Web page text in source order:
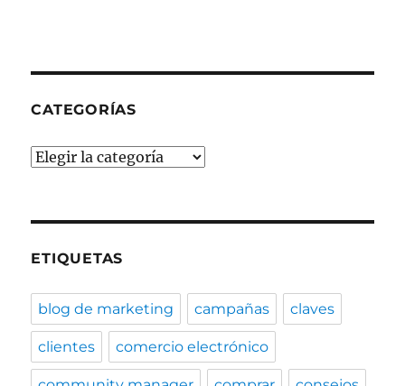
CATEGORÍAS
Categorías
ETIQUETAS
blog de marketing campañas claves
clientes comercio electrónico